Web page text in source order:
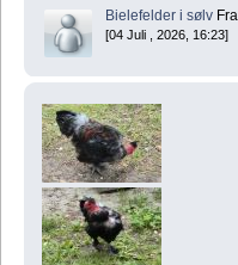
Bielefelder i sølv Fra
[04 Juli , 2026, 16:23]